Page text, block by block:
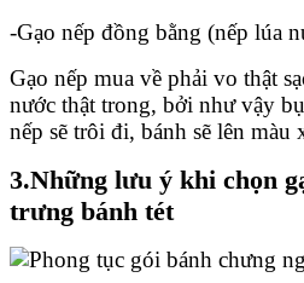
-Gạo nếp đồng bằng (nếp lúa
Gạo nếp mua về phải vo thật
nước thật trong, bởi như vậy
nếp sẽ trôi đi, bánh sẽ lên màu
3.Những lưu ý khi chọn
trưng bánh tét